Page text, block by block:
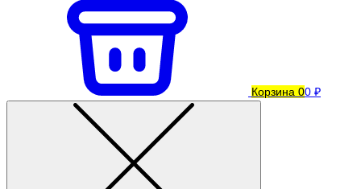
Корзина 00 ₽